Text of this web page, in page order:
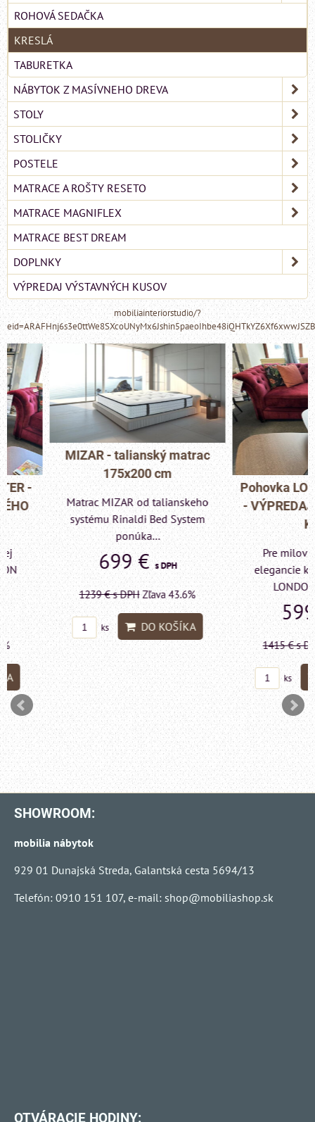
ROHOVÁ SEDAČKA
KRESLÁ
TABURETKA
NÁBYTOK Z MASÍVNEHO DREVA
STOLY
STOLIČKY
POSTELE
MATRACE A ROŠTY RESETO
MATRACE MAGNIFLEX
MATRACE BEST DREAM
DOPLNKY
VÝPREDAJ VÝSTAVNÝCH KUSOV
mobiliainteriorstudio/?
MIZAR - talianský matrac
175x200 cm
Matrac MIZAR od talianskeho
systému Rinaldi Bed System
ponúka...
699 €s DPH
1239 €s DPH Zľava 43.6%
ks DO KOŠÍKA
Pohovka LONDON
- VÝPREDAJ
KUSU
Pre milovníkov
elegancie kreslo a
LONDON
599 €s
1415 €s DPH Zľava
ks DO
SHOWROOM:
mobilia nábytok
929 01 Dunajská Streda, Galantská cesta 5694/13
Telefón: 0910 151 107, e-mail: shop@mobiliashop.sk
OTVÁRACIE HODINY: